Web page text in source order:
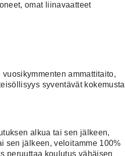
omat liinavaatteet
ammattitaito,
syventävät kokemusta
alkua tai sen jälkeen,
sen jälkeen, veloitamme 100%
peruuttaa koulutus vähäisen